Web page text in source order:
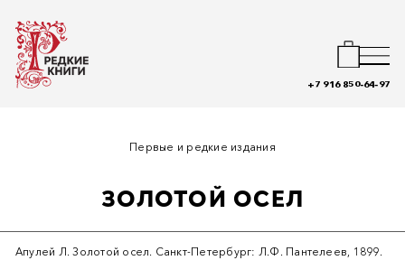
+7 916 850-64-97
Первые и редкие издания
ЗОЛОТОЙ ОСЕЛ
Апулей Л. Золотой осел. Санкт-Петербург: Л.Ф. Пантелеев, 1899.